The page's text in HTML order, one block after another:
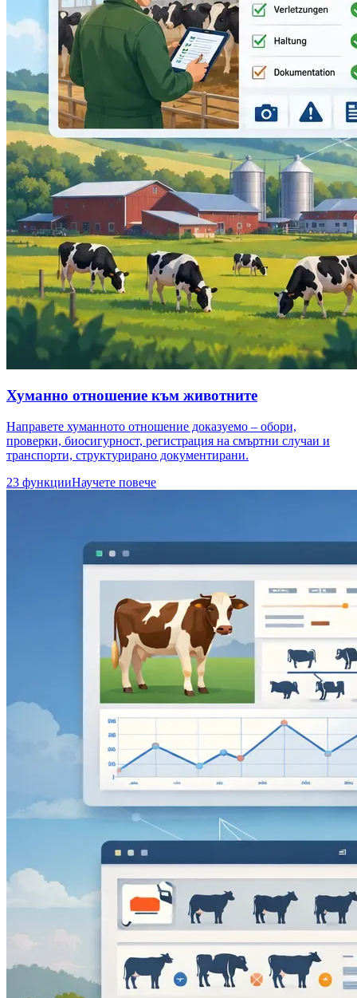
Хуманно отношение към животните
Направете хуманното отношение доказуемо – обори,
проверки, биосигурност, регистрация на смъртни случаи и
транспорти, структурирано документирани.
23 функцииНаучете повече